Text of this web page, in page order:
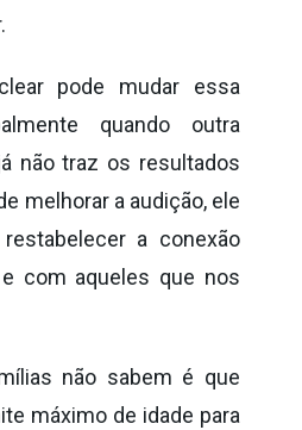
pode mudar essa
quando outra
não traz os resultados
melhorar a audição, ele
a conexão
com aqueles que nos
não sabem é que
máximo de idade para